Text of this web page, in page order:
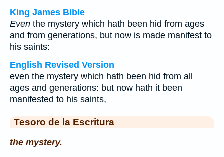
King James Bible
Even the mystery which hath been hid from ages
and from generations, but now is made manifest to
his saints:
English Revised Version
even the mystery which hath been hid from all
ages and generations: but now hath it been
manifested to his saints,
Tesoro de la Escritura
the mystery.